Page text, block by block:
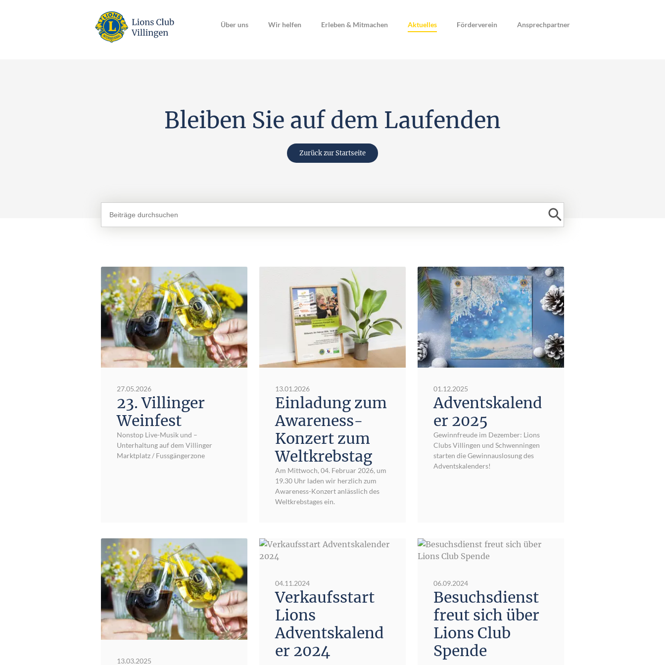
Über uns Wir helfen Erleben & Mitmachen Aktuelles Förderverein Ansprechpartner
Bleiben Sie auf dem Laufenden
Zurück zur Startseite
Search
for:
Search Button
27.05.2026
23. Villinger
Weinfest
Nonstop Live-Musik und –
Unterhaltung auf dem Villinger
Marktplatz / Fussgängerzone
13.01.2026
Einladung zum
Awareness-
Konzert zum
Weltkrebstag
Am Mittwoch, 04. Februar 2026, um
19.30 Uhr laden wir herzlich zum
Awareness-Konzert anlässlich des
Weltkrebstages ein.
01.12.2025
Adventskalend
er 2025
Gewinnfreude im Dezember: Lions
Clubs Villingen und Schwenningen
starten die Gewinnauslosung des
Adventskalenders!
13.03.2025
04.11.2024
Verkaufsstart
Lions
Adventskalend
er 2024
06.09.2024
Besuchsdienst
freut sich über
Lions Club
Spende